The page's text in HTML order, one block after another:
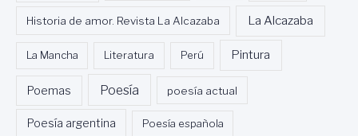
Historia de amor. Revista La Alcazaba La Alcazaba
La Mancha Literatura Perú Pintura
Poemas Poesía poesía actual
Poesía argentina Poesía española